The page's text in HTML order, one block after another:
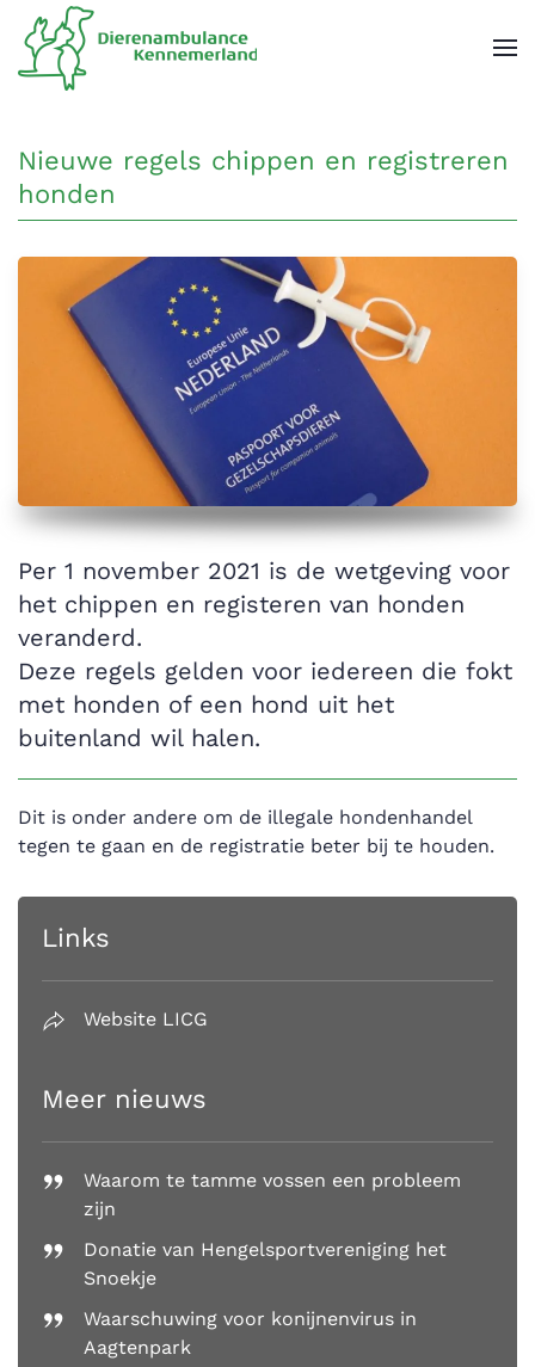
Overslaan en naar de inhoud gaan
Nieuwe regels chippen en registreren
honden
Per 1 november 2021 is de wetgeving voor
het chippen en registeren van honden
veranderd.
Deze regels gelden voor iedereen die fokt
met honden of een hond uit het
buitenland wil halen.
Dit is onder andere om de illegale hondenhandel
tegen te gaan en de registratie beter bij te houden.
Links
Website LICG
Meer nieuws
Waarom te tamme vossen een probleem
zijn
Donatie van Hengelsportvereniging het
Snoekje
Waarschuwing voor konijnenvirus in
Aagtenpark